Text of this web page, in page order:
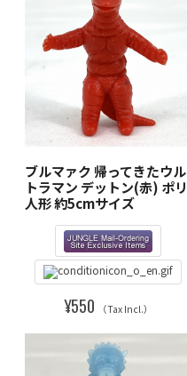
ブルマァク 帰ってきたウル
トラマン デットン(赤) ポリ
人形 約5cmサイズ
¥550 （Tax Incl.）